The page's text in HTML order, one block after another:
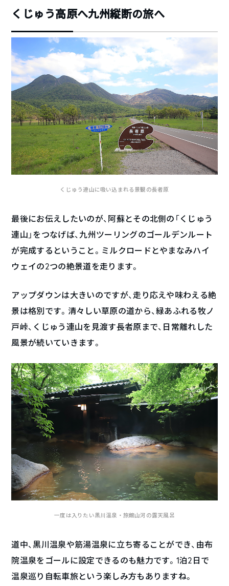
くじゅう高原へ九州縦断の旅へ
くじゅう連山に吸い込まれる景観の長者原
最後にお伝えしたいのが、阿蘇とその北側の「くじゅう
連山」をつなげば、九州ツーリングのゴールデンルート
が完成するということ。ミルクロードとやまなみハイ
ウェイの2つの絶景道を走ります。
アップダウンは大きいのですが、走り応えや味わえる絶
景は格別です。清々しい草原の道から、緑あふれる牧ノ
戸峠、くじゅう連山を見渡す長者原まで、日常離れした
風景が続いていきます。
一度は入りたい黒川温泉・旅館山河の露天風呂
道中、黒川温泉や筋湯温泉に立ち寄ることができ、由布
院温泉をゴールに設定できるのも魅力です。1泊2日で
温泉巡り自転車旅という楽しみ方もありますね。